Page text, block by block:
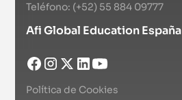
Teléfono: (+52) 55 884 09777
Afi Global Education España
Política de Cookies